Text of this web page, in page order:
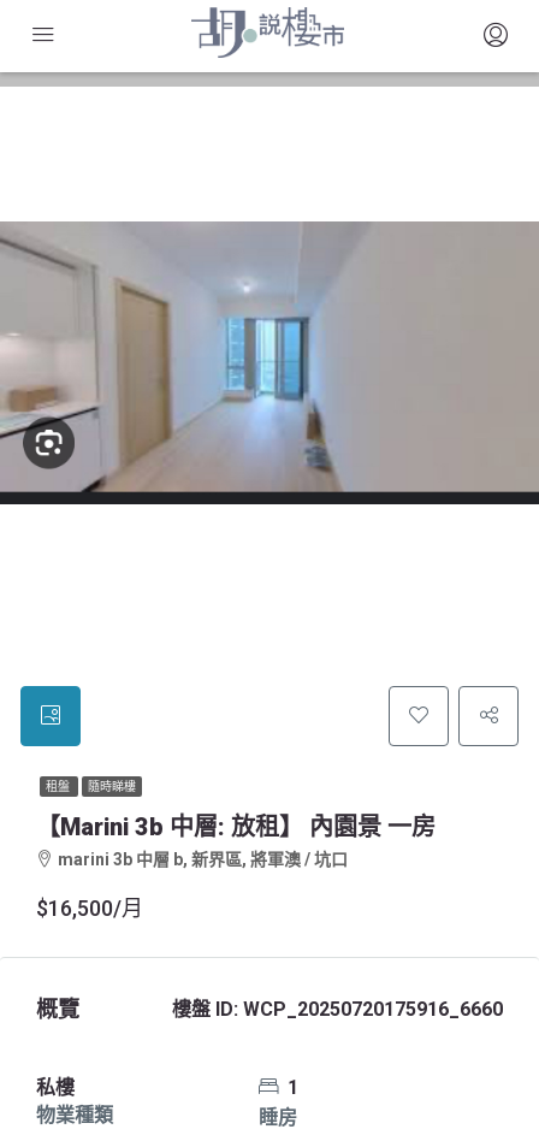
租盤 隨時睇樓
【marini 3b 中層: 放租】 內園景 一房
marini 3b 中層 b, 新界區, 將軍澳 / 坑口
$16,500/月
概覽 樓盤 ID: WCP_20250720175916_6660
私樓
物業種類
1
睡房